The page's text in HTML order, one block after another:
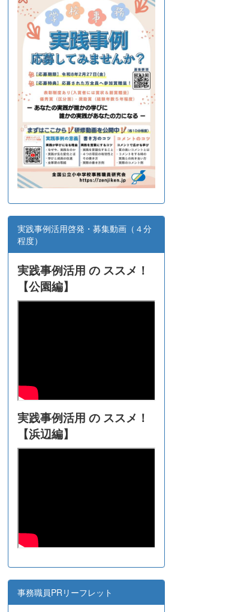
実践事例活用啓発・募集動画（４分
程度）
実践事例活用 の ススメ！
【公園編】
実践事例活用 の ススメ！
【浜辺編】
事務職員PRリーフレット